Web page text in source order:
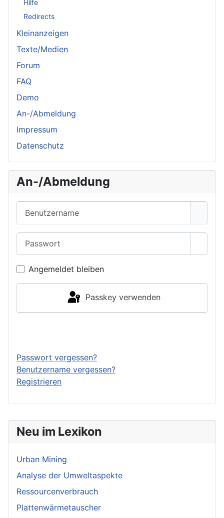
Neu im Lexikon
Urban Mining
Analyse der Umweltaspekte
Ressourcenverbrauch
Plattenwärmetauscher
Hilfe
Redirects
Kleinanzeigen
Texte/Medien
Forum
FAQ
Demo
An-/Abmeldung
Impressum
Datenschutz
An-/Abmeldung
Angemeldet bleiben
Passkey verwenden
Passwort vergessen?
Benutzername vergessen?
Registrieren